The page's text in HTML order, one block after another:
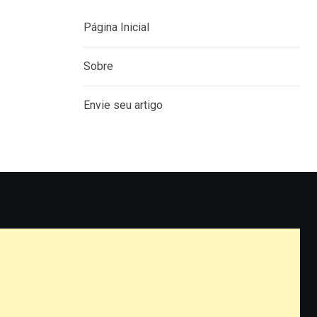
Página Inicial
Sobre
Envie seu artigo